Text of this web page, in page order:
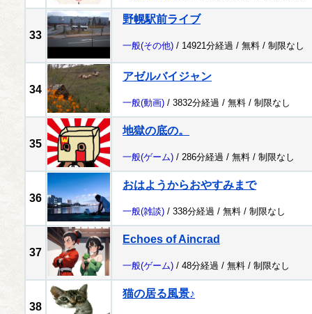
33
野幌駅前ライブ
一般(その他) / 14921分経過 / 無料 / 制限なし
34
アゼルバイジャン
一般(動画) / 3832分経過 / 無料 / 制限なし
35
地獄の底の。
一般(ゲーム) / 286分経過 / 無料 / 制限なし
36
おはようからおやすみまで
一般(雑談) / 338分経過 / 無料 / 制限なし
37
Echoes of Aincrad
一般(ゲーム) / 48分経過 / 無料 / 制限なし
38
猫の居る風景♪